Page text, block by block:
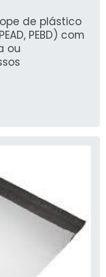
de plástico
PEBD) com
ou